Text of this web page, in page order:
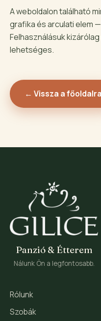
A weboldalon található
grafika és arculati elem —
Felhasználásuk
lehetséges.
← Vissza a főoldalra
Panzió & Étterem
Nálunk Ön a legfontosabb.
Rólunk
Szobák